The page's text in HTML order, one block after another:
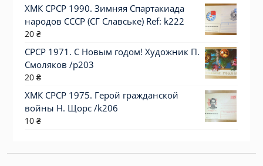
ХМК СРСР 1990. Зимняя Спартакиада
народов СССР (СГ Славське) Ref: k222
20 ₴
СРСР 1971. С Новым годом! Художник П.
Смоляков /р203
20 ₴
ХМК СРСР 1975. Герой гражданской
войны Н. Щорс /k206
10 ₴